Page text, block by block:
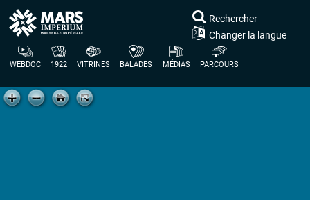
WEBDOC 1922 VITRINES BALADES MÉDIAS PARCOURS
Rechercher
Changer la langue